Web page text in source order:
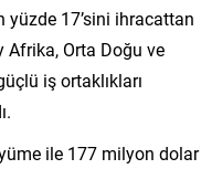
17’sini ihracattan
Afrika, Orta Doğu ve
iş ortaklıkları
ile 177 milyon dolar